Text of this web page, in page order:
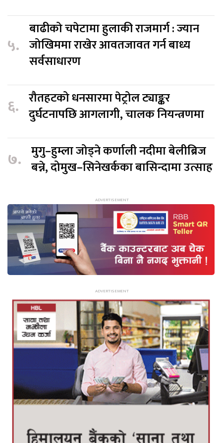
५.
बाढीको चपेटामा हुलाकी राजमार्ग : ज्यान
जोखिममा राखेर आवतजावत गर्न बाध्य
सर्वसाधारण
६. रौतहटको धनसारमा पेट्रोल ट्याङ्कर
दुर्घटनापछि आगलागी, चालक नियन्त्रणमा
७. मुगु–हुम्ला जोड्ने कर्णाली नदीमा बेलीब्रिज
बन्ने, दोमुख–सिनेखर्कका बासिन्दामा उत्साह